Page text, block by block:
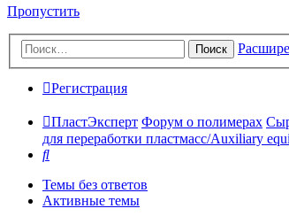
Пропустить
Поиск
Регистрация
ПластЭксперт Форум о полимерах
для переработки пластмасс/Auxiliary
Поиск
Темы без ответов
Активные темы